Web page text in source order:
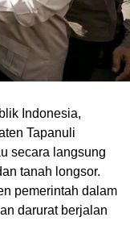
Indonesia,
Tapanuli
secara langsung
tanah longsor.
pemerintah dalam
darurat berjalan